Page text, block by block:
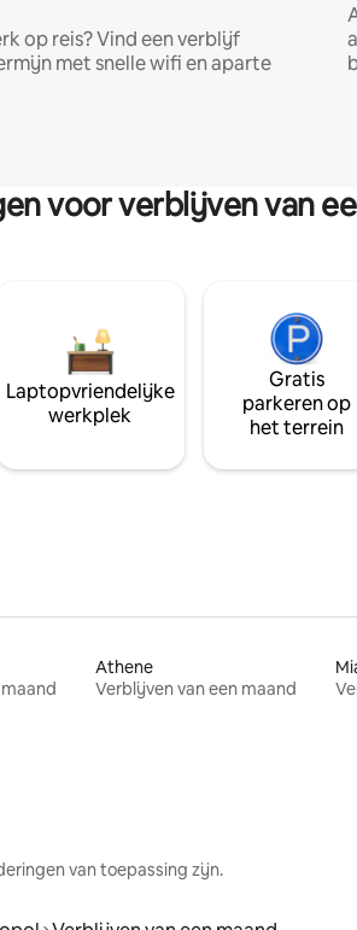
op reis? Vind een verblijf
met snelle wifi en aparte
voor verblijven van
Laptopvriendelijke
werkplek
Gratis
parkeren op
het terrein
Athene
Verblijven van een maand
van toepassing zijn.